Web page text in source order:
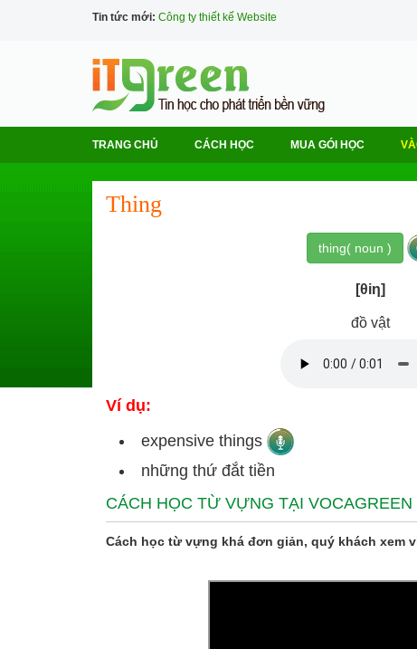
Tin tức mới: Công ty thiết kế Website
TRANG CHỦ CÁCH HỌC MUA GÓI HỌC
Thing
thing( noun )
[θiη]
đồ vật
Ví dụ:
expensive things
những thứ đắt tiền
CÁCH HỌC TỪ VỰNG TẠI VOCAGREEN
Cách học từ vựng khá đơn giản, quý khách xem